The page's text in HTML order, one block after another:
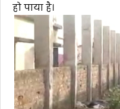
हो पाया है।